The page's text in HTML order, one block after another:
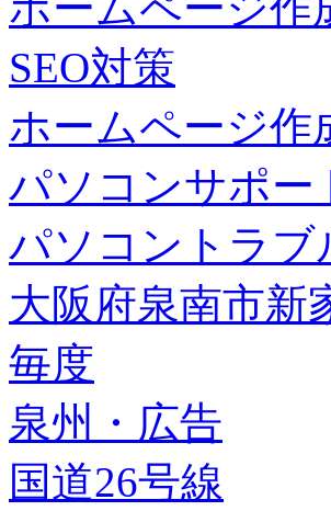
SEO対策
ホームページ作
パソコンサポー
パソコントラブ
大阪府泉南市新
毎度
泉州・広告
国道26号線